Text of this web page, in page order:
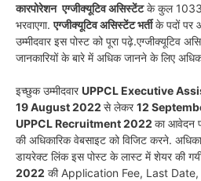
कारपोरेशन एग्जीक्यूटिव असिस्टेंटके कुल 1033
भरवाएगा.एग्जीक्यूटिव असिस्टेंट भर्तीके पदों पर
उम्मीदवार इस पोस्ट को पूरा पढ़े.एग्जीक्यूटिव
जानकारियों के बारे में अधिक जानने के लिए
इच्छुक उम्मीदवारUPPCL Executive
19 August 2022 से लेकर12
UPPCL Recruitment 2022 का आवेदन
की अधिकारिक वेबसाइट को विजिट करने.
डायरेक्ट लिंक इस पोस्ट के लास्ट में शेयर की
2022 की Application Fee, Last